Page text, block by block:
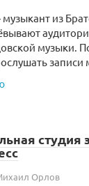
из
музыки.
записи
студия
Орлов